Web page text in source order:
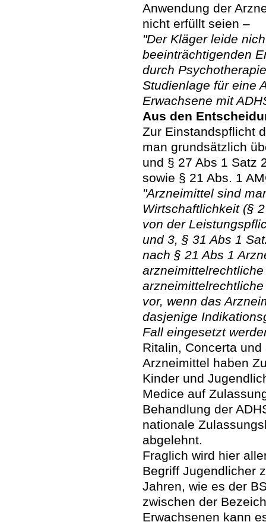
Anwendung der
nicht erfüllt seien –
"Der Kläger leide
beeinträchtigenden
durch
Studienlage für eine
Erwachsene mit
Aus den
Zur Einstandspflicht
man grundsätzlich
und § 27 Abs 1 Satz
sowie § 21 Abs. 1
"Arzneimittel sind
Wirtschaftlichkeit (§
von der
und 3, § 31 Abs 1
nach § 21 Abs 1
vor, wenn das
dasjenige
Fall eingesetzt
Ritalin, Concerta
Arzneimittel haben
Kinder und
Medice auf
Behandlung der
nationale
abgelehnt.
Fraglich wird hier
Begriff Jugendlicher
Jahren, wie es der
zwischen der
Erwachsenen kann